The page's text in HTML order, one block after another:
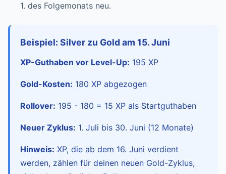
1. des Folgemonats neu.
Beispiel: Silver zu Gold am 15. Juni
XP-Guthaben vor Level-Up: 195 XP
Gold-Kosten: 180 XP abgezogen
Rollover: 195 - 180 = 15 XP als Startguthaben
Neuer Zyklus: 1. Juli bis 30. Juni (12 Monate)
Hinweis: XP, die ab dem 16. Juni verdient
werden, zählen für deinen neuen Gold-Zyklus,